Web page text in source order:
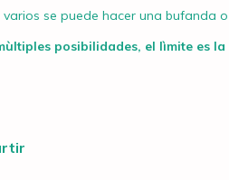
varios se puede hacer una bufanda
posibilidades, el lìmite es